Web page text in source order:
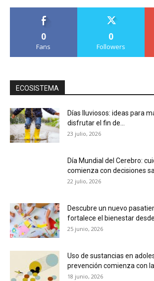
0
Fans
0
Followers
ECOSISTEMA
Días lluviosos: ideas para
disfrutar el fin de...
23 julio, 2026
Día Mundial del Cerebro:
comienza con decisiones
22 julio, 2026
Descubre un nuevo
fortalece el bienestar
25 junio, 2026
Uso de sustancias en
prevención comienza con
18 junio, 2026